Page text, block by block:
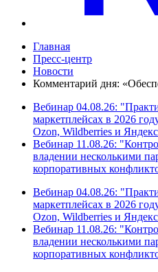
Главная
Пресс-центр
Новости
Комментарий дня:
Вебинар 04.08.26:
маркетплейсах в 2026
Ozon, Wildberries и
Вебинар 11.08.26:
владении несколькими
корпоративных
Вебинар 04.08.26:
маркетплейсах в 2026
Ozon, Wildberries и
Вебинар 11.08.26:
владении несколькими
корпоративных